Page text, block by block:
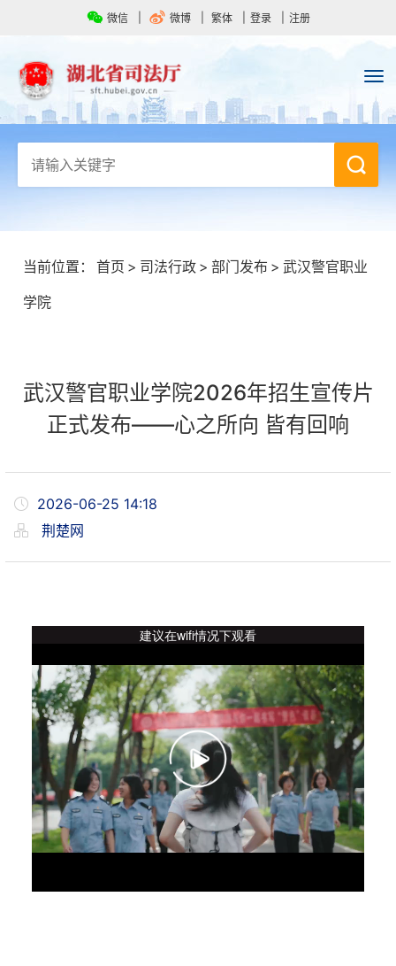
微信 微博 繁体 登录 注册
当前位置： 首页 > 司法行政 > 部门发布 > 武汉警官职业
学院
武汉警官职业学院2026年招生宣传片
正式发布——心之所向 皆有回响
2026-06-25 14:18
荆楚网